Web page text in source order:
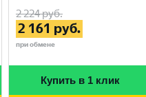
2 224руб.
2 161 руб.
при обмене
Купить в 1 клик